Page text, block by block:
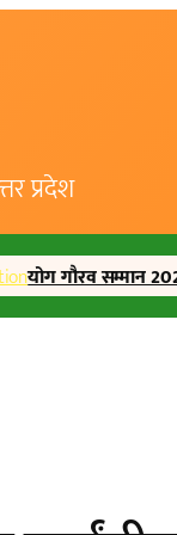
प्रदेश
योग गौरव सम्मान